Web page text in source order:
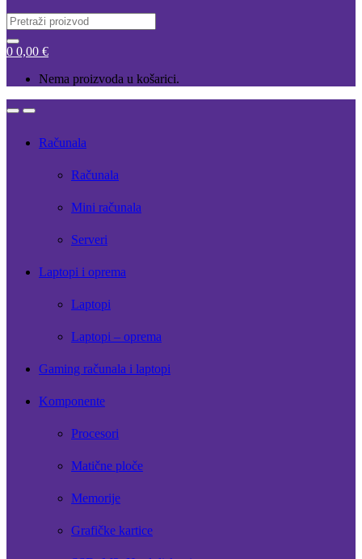
Search
for:
0 0,00 €
Nema proizvoda u košarici.
OpenClose
Računala
Računala
Mini računala
Serveri
Laptopi i oprema
Laptopi
Laptopi – oprema
Gaming računala i laptopi
Komponente
Procesori
Matične ploče
Memorije
Grafičke kartice